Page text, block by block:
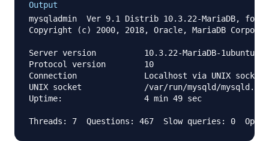
Output
mysqladmin  Ver 9.1 Distrib 10.3.22-MariaDB, for
Copyright (c) 2000, 2018, Oracle, MariaDB
Server version		10.3.22-MariaDB-1ubuntu1
Protocol version	10
Connection		Localhost via UNIX socket
UNIX socket		/var/run/mysqld/mysqld.sock
Uptime:			4 min 49 sec